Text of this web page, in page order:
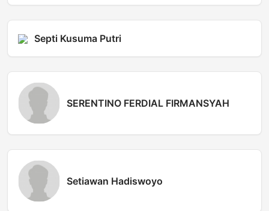
Septi Kusuma Putri
SERENTINO FERDIAL FIRMANSYAH
Setiawan Hadiswoyo